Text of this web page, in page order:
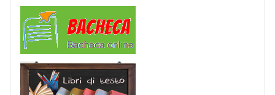
Libri di Testo